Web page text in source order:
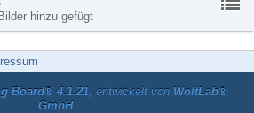
hinzu gefügt
Board® 4.1.21, entwickelt von WoltLab®
GmbH